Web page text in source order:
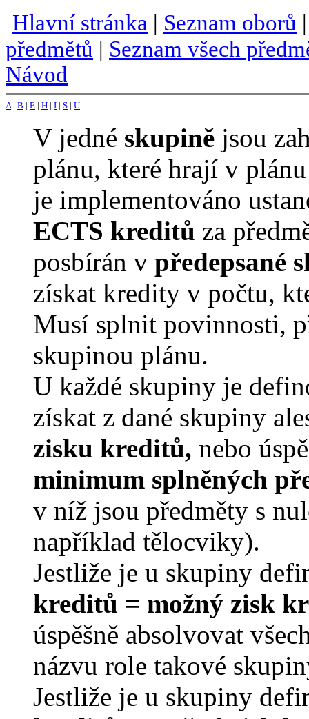
Hlavní stránka | Seznam oborů
předmětů | Seznam všech
Návod
A| B | E | H | I | S | U
V jedné skupině jsou
plánu, které hrají v
je implementováno
ECTS kreditů za
posbírán v předepsané
získat kredity v počtu,
Musí splnit povinnosti,
skupinou plánu.
U každé skupiny je
získat z dané skupiny
zisku kreditů, nebo
minimum splněných
v níž jsou předměty s
například tělocviky).
Jestliže je u skupiny
kreditů = možný zisk
úspěšně absolvovat
názvu role takové
Jestliže je u skupiny